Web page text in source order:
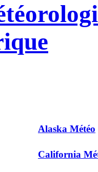
Alaska Météo
California